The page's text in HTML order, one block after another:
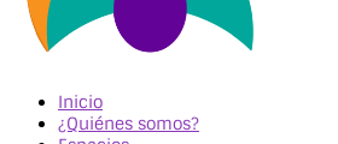
Inicio
¿Quiénes somos?